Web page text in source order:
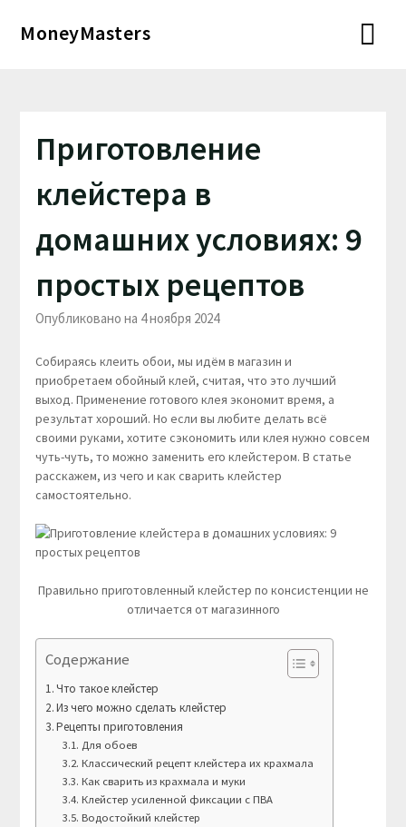
MoneyMasters
Приготовление
клейстера в
домашних условиях: 9
простых рецептов
Опубликовано на 4 ноября 2024
Собираясь клеить обои, мы идём в магазин и
приобретаем обойный клей, считая, что это лучший
выход. Применение готового клея экономит время, а
результат хороший. Но если вы любите делать всё
своими руками, хотите сэкономить или клея нужно совсем
чуть-чуть, то можно заменить его клейстером. В статье
расскажем, из чего и как сварить клейстер
самостоятельно.
Правильно приготовленный клейстер по консистенции не
отличается от магазинного
Содержание
Что такое клейстер
Из чего можно сделать клейстер
Рецепты приготовления
Для обоев
Классический рецепт клейстера их крахмала
Как сварить из крахмала и муки
Клейстер усиленной фиксации с ПВА
Водостойкий клейстер